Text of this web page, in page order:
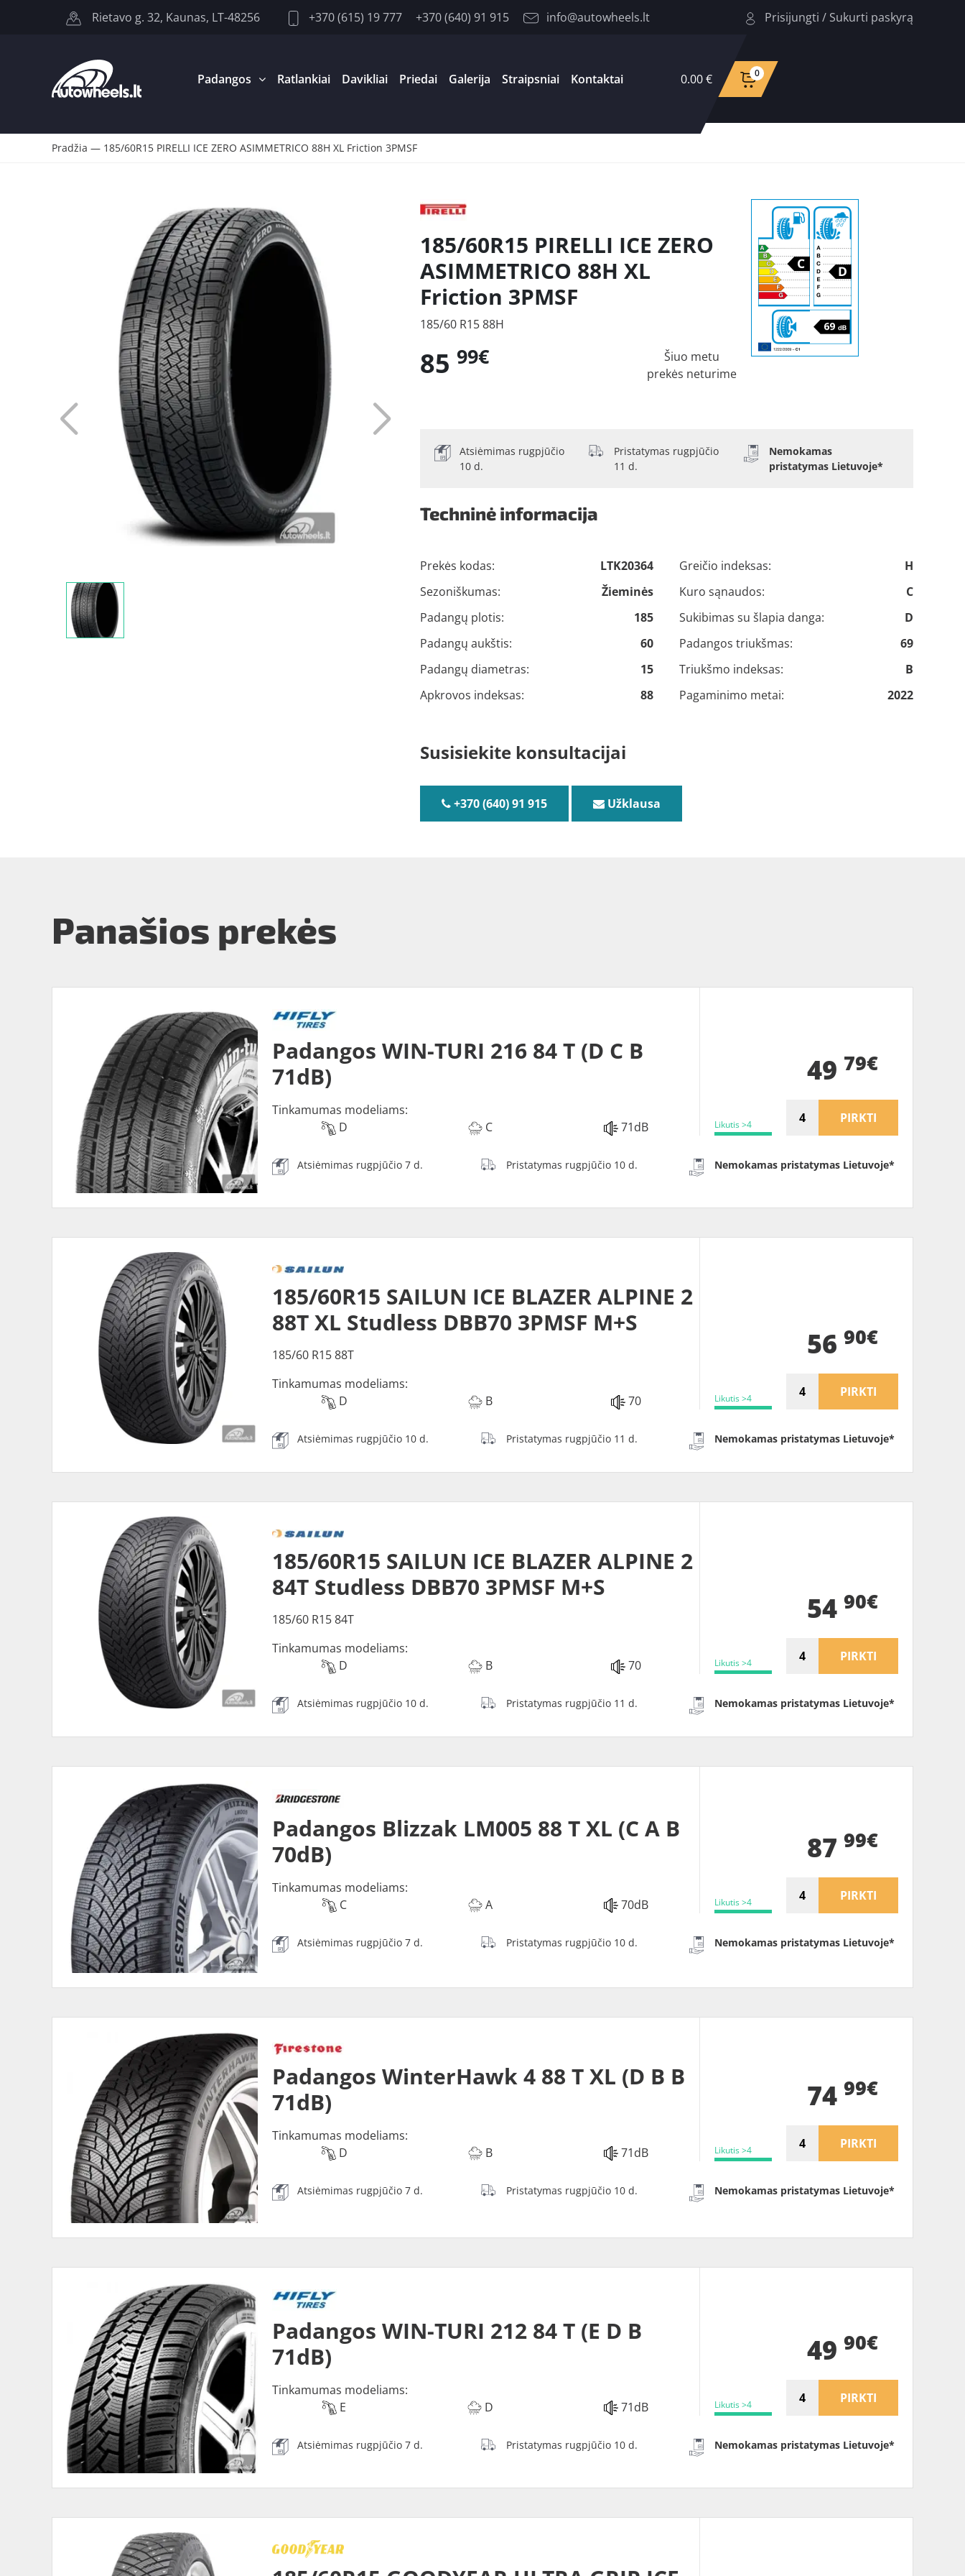
Rietavo g. 32, Kaunas, LT-48256 +370 (615) 19 777 +370 (640) 91 915 info@autowheels.lt Prisijungti / Sukurti paskyrą
Padangos Ratlankiai Davikliai Priedai Galerija Straipsniai Kontaktai 0.00 € 0
Pradžia — 185/60R15 PIRELLI ICE ZERO ASIMMETRICO 88H XL Friction 3PMSF
185/60R15 PIRELLI ICE ZERO
ASIMMETRICO 88H XL
Friction 3PMSF
185/60 R15 88H
85 99€
Šiuo metu
prekės neturime
Atsiėmimas rugpjūčio
10 d.
Pristatymas rugpjūčio
11 d.
Nemokamas
pristatymas Lietuvoje*
Techninė informacija
Prekės kodas:
LTK20364
Sezoniškumas:
Žieminės
Padangų plotis:
185
Padangų aukštis:
60
Padangų diametras:
15
Apkrovos indeksas:
88
Greičio indeksas:
H
Kuro sąnaudos:
C
Sukibimas su šlapia danga:
D
Padangos triukšmas:
69
Triukšmo indeksas:
B
Pagaminimo metai:
2022
Susisiekite konsultacijai
+370 (640) 91 915 Užklausa
Panašios prekės
Padangos WIN-TURI 216 84 T (D C B
71dB)
Tinkamumas modeliams:
D
C 71dB Likutis >4
49 79€
PIRKTI
Atsiėmimas rugpjūčio 7 d. Pristatymas rugpjūčio 10 d. Nemokamas pristatymas Lietuvoje*
185/60R15 SAILUN ICE BLAZER ALPINE 2
88T XL Studless DBB70 3PMSF M+S
185/60 R15 88T
Tinkamumas modeliams:
D
B 70 Likutis >4
56 90€
PIRKTI
Atsiėmimas rugpjūčio 10 d. Pristatymas rugpjūčio 11 d. Nemokamas pristatymas Lietuvoje*
185/60R15 SAILUN ICE BLAZER ALPINE 2
84T Studless DBB70 3PMSF M+S
185/60 R15 84T
Tinkamumas modeliams:
D
B 70 Likutis >4
54 90€
PIRKTI
Atsiėmimas rugpjūčio 10 d. Pristatymas rugpjūčio 11 d. Nemokamas pristatymas Lietuvoje*
Padangos Blizzak LM005 88 T XL (C A B
70dB)
Tinkamumas modeliams:
C
A 70dB Likutis >4
87 99€
PIRKTI
Atsiėmimas rugpjūčio 7 d. Pristatymas rugpjūčio 10 d. Nemokamas pristatymas Lietuvoje*
Padangos WinterHawk 4 88 T XL (D B B
71dB)
Tinkamumas modeliams:
D
B 71dB Likutis >4
74 99€
PIRKTI
Atsiėmimas rugpjūčio 7 d. Pristatymas rugpjūčio 10 d. Nemokamas pristatymas Lietuvoje*
Padangos WIN-TURI 212 84 T (E D B
71dB)
Tinkamumas modeliams:
E
D 71dB Likutis >4
49 90€
PIRKTI
Atsiėmimas rugpjūčio 7 d. Pristatymas rugpjūčio 10 d. Nemokamas pristatymas Lietuvoje*